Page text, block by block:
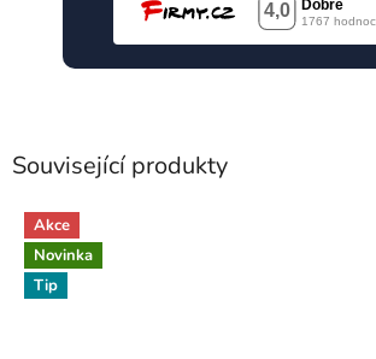
Související produkty
Akce
Novinka
Tip